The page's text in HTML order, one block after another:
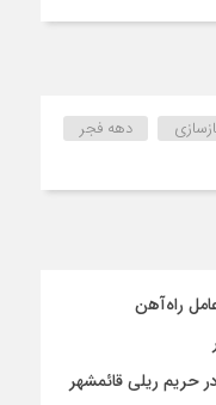
دهه فجر
راه‌آهن
حریم ریلی قائمشهر